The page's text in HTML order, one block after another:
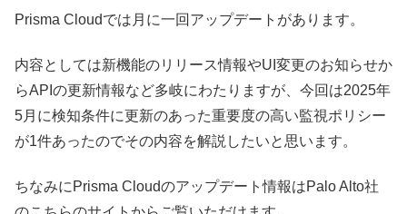
Prisma Cloudでは月に一回アップデートがあります。
内容としては新機能のリリース情報やUI変更のお知らせか
らAPIの更新情報など多岐にわたりますが、今回は2025年
5月 に検知条件に更新のあった重要度の高い監視ポリシー
が1件あったのでその内容を解説したいと思います。
ちなみにPrisma Cloudのアップデート情報はPalo Alto社